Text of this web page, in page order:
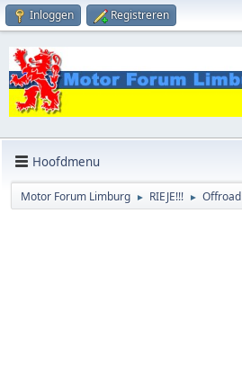
Inloggen Registreren
Hoofdmenu
Motor Forum Limburg ► RIEJE!!! ► Offroad